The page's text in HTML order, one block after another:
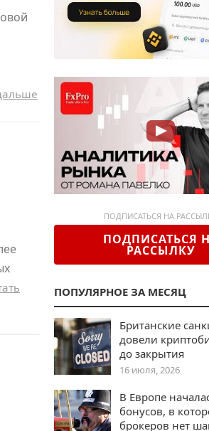
ПОДПИСАТЬСЯ НА
ПОДПИСАТЬСЯ
РАССЫЛКУ
ПОПУЛЯРНОЕ ЗА МЕСЯЦ
Британские
довели
до закрытия
16 июля, 2026
В Европе
бонусов, в
брокеров нет